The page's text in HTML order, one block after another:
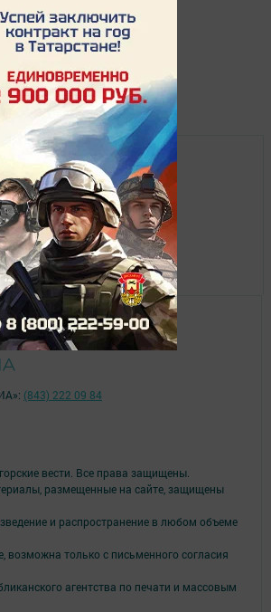
вести. Все права защищены.
размещенные на сайте, защищены
и распространение в любом объеме
возможна только с письменного согласия
агентства по печати и массовым
(843) 222 09 84